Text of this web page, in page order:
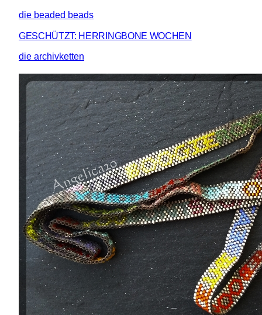
die beaded beads
GESCHÜTZT: HERRINGBONE WOCHEN
die archivketten